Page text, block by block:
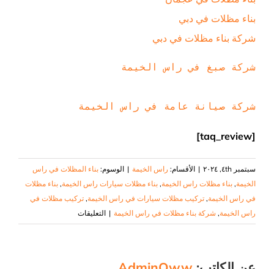
بناء مظلات في دبي
شركة بناء مظلات في دبي
شركة صبغ في راس الخيمة
شركة صيانة عامة في راس الخيمة
[taq_review]
سبتمبر ٤th, ٢٠٢٤ | الأقسام: راس الخيمة | الوسوم: بناء المظلات في راس
الخيمة, بناء مظلات راس الخيمة, بناء مظلات سيارات راس الخيمة, بناء مظلات
في راس الخيمة, تركيب مظلات سيارات في راس الخيمة, تركيب مظلات في
راس الخيمة, شركة بناء مظلات في راس الخيمة | التعليقاتعلى
بناء